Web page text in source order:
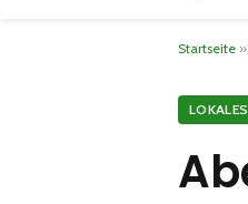
Startseite »
LOKALES